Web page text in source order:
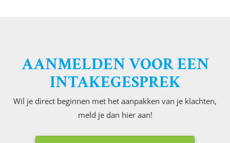
AANMELDEN VOOR EEN
INTAKEGESPREK
Wil je direct beginnen met het aanpakken van je klachten,
meld je dan hier aan!